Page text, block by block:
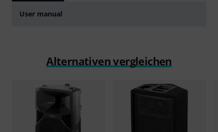
User manual
Alternativen vergleichen